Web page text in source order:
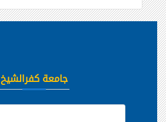
جامعة كفرالشيخ